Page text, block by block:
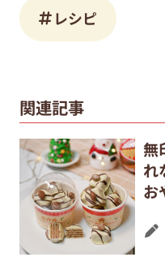
レシピ
関連記事
無
れ
お